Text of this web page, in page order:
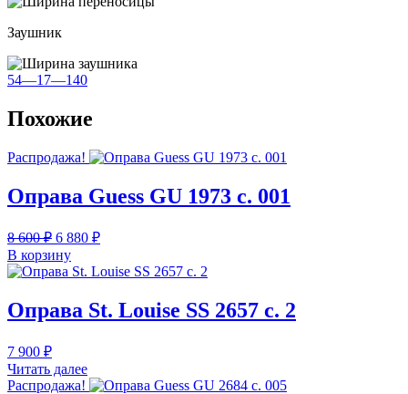
Заушник
54—17—140
Похожие
Распродажа!
Оправа Guess GU 1973 с. 001
8 600₽ Первоначальная
цена
составляла
8
600 ₽.
6 880 ₽Текущая
6
В корзину
Оправа St. Louise SS 2657 с. 2
7 900 ₽
Читать далее
Распродажа!